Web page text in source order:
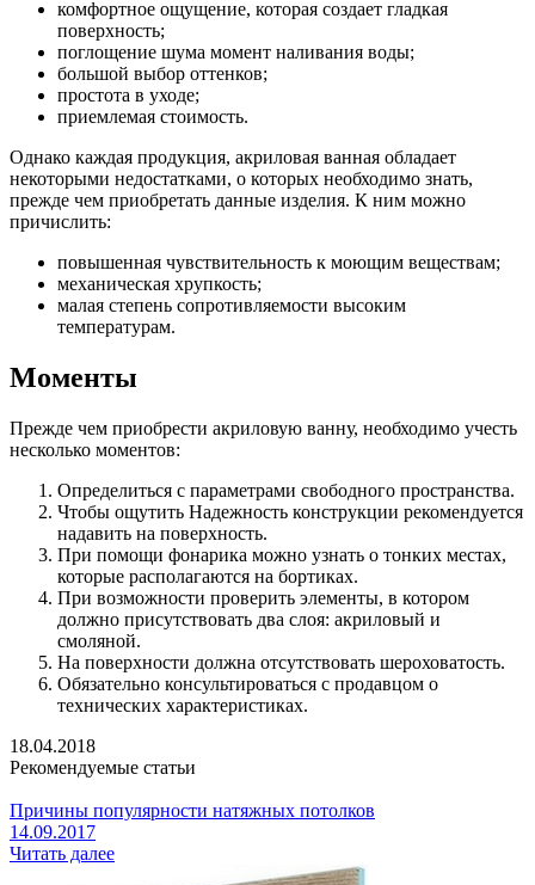
комфортное ощущение, которая создает гладкая
поверхность;
поглощение шума момент наливания воды;
большой выбор оттенков;
простота в уходе;
приемлемая стоимость.
Однако каждая продукция, акриловая ванная обладает
некоторыми недостатками, о которых необходимо знать,
прежде чем приобретать данные изделия. К ним можно
причислить:
повышенная чувствительность к моющим веществам;
механическая хрупкость;
малая степень сопротивляемости высоким
температурам.
Моменты
Прежде чем приобрести акриловую ванну, необходимо учесть
несколько моментов:
Определиться с параметрами свободного пространства.
Чтобы ощутить Надежность конструкции рекомендуется
надавить на поверхность.
При помощи фонарика можно узнать о тонких местах,
которые располагаются на бортиках.
При возможности проверить элементы, в котором
должно присутствовать два слоя: акриловый и
смоляной.
На поверхности должна отсутствовать шероховатость.
Обязательно консультироваться с продавцом о
технических характеристиках.
18.04.2018
Рекомендуемые статьи
Причины популярности натяжных потолков
14.09.2017
Читать далее